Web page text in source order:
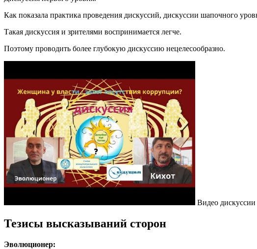
Как показала практика проведения дискуссий, дискуссии шапочного
Такая дискуссия и зрителями воспринимается легче.
Поэтому проводить более глубокую дискуссию нецелесообразно.
Видео дискуссии
Тезисы высказываний сторон
Эволюционер: